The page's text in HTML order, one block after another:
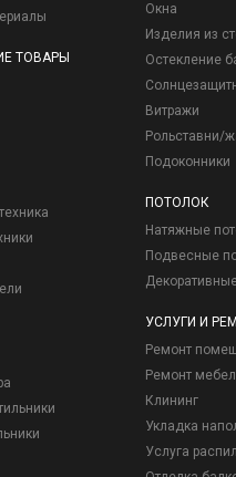
ТОВАРЫ
Окна
Изделия из
Остекление
Витражи
Рольставни/
Подоконники
ПОТОЛОК
Натяжные
Подвесные
УСЛУГИ И
Ремонт
Ремонт
Клининг
Укладка
Услуга